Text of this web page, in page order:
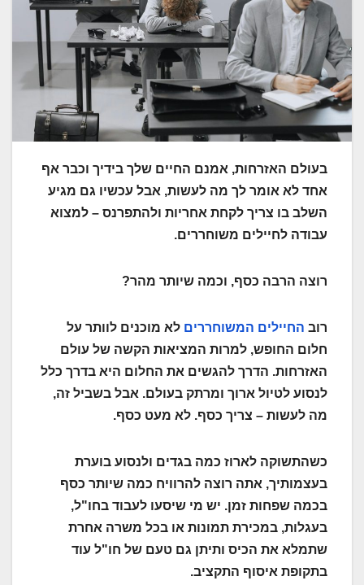
בעולם האזרחות, אמנם החיים שלך בידיך וכבר אף
אחד לא אומר לך מה לעשות, אבל עכשיו גם מגיע
השלב בו צריך לקחת אחריות ולהתפרנס – למצוא
עבודה לחיילים משוחררים.
רוצה הרבה כסף, וכמה שיותר מהר?
רוב החיילים המשוחררים לא מוכנים לוותר על
חלום החופש, למרות המציאות הקשה של עולם
האזרחות. הדרך להגשים את החלום היא בדרך כלל
לנסוע לטיול ארוך ומרתק בעולם. אבל בשביל זה,
מה לעשות – צריך כסף. לא מעט כסף.
כשהתשוקה לארוז כמה בגדים ולנסוע בוערת
בעצמותיך, אתה רוצה להרוויח כמה שיותר כסף
בכמה שפחות זמן. יש מי שיסעו לעבוד בחו"ל,
בעגלות, במכירת תמונות או בכל משרה אחרת
שתמלא את הכיס ותיתן גם טעם של חו"ל עוד
בתקופת איסוף התקציב.